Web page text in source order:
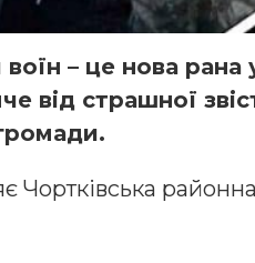
– це нова
від страшної
Чортківська